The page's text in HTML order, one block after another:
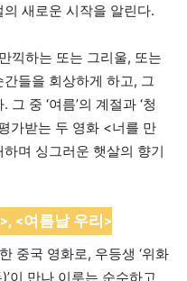
새로운 시작을 알린다.
끽하는 또는 그리울, 또는
들을 회상하게 하고, 그
중 ‘여름’의 계절과 ‘청
가받는 두 영화 <너를 만
며 싱그러운 햇살의 향기
<여름날 우리>
중국 영화로, 우등생 ‘위화
이 만나 이루는 순수하고